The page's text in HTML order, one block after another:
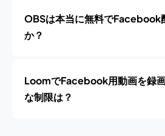
OBSは本当に無料でFacebook
か？
LoomでFacebook用動画を録
な制限は？